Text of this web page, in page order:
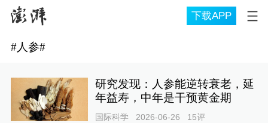
下载APP
#人参#
研究发现：人参能逆转衰老，延
年益寿，中年是干预黄金期
国际科学 2026-06-26 15评